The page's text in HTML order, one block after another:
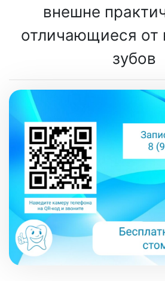
внешне
отличающиеся от
зубов